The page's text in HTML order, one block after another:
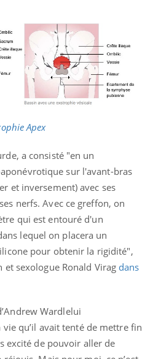
Apex
a consisté "en un
sur l'avant-bras
et inversement) avec ses
nerfs. Avec ce greffon, on
qui est entouré d'un
lequel on placera un
pour obtenir la rigidité",
sexologue Ronald Virag dans
Wardlelui
qu’il avait tenté de mettre fin
excité de pouvoir aller de